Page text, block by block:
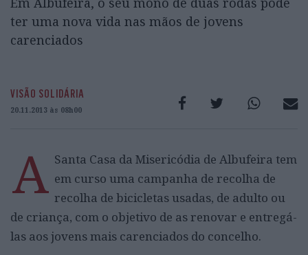
ter uma nova vida nas mãos de jovens
carenciados
VISÃO SOLIDÁRIA
20.11.2013 às 08h00
A Santa Casa da Misericódia de Albufeira tem
em curso uma campanha de recolha de
recolha de bicicletas usadas, de adulto ou
de criança, com o objetivo de as renovar e entregá-
las aos jovens mais carenciados do concelho.